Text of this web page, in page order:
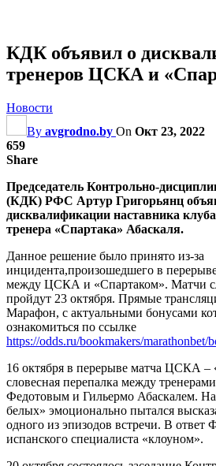
КДК объявил о
тренеров ЦСКА и
Новости
By avgrodno.by On Окт 23, 2022
659
Share
Председатель Контрольно-
(КДК) РФС Артур Григорьянц
дисквалификации наставника
тренера «Спартака» Абаскаля.
Данное решение было принято из-за
инцидента,произошедшего в
между ЦСКА и «Спартаком». Матчи
пройдут 23 октября. Прямые
Марафон, с актуальными бонусами
ознакомиться по ссылке
https://odds.ru/bookmakers/marathonbet/
16 октября в перерыве матча ЦСКА –
словесная перепалка между
Федотовым и Гильермо Абаскалем.
белых» эмоционально пытался
одного из эпизодов встречи. В ответ
испанского специалиста «клоуном».